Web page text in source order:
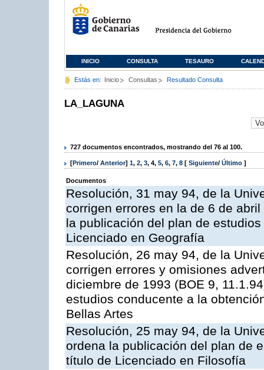
INICIO CONSULTA TESAURO
Estás en: Inicio Consultas Resultado Consulta
LA_LAGUNA
727 documentos encontrados, mostrando del 76 al 100.
[Primero/ Anterior] 1, 2, 3, 4, 5, 6, 7, 8 [ Siguiente/ Último ]
Documentos
Resolución, 31 may 94, de la
corrigen errores en la de 6 de
la publicación del plan de
Licenciado en Geografía
Resolución, 26 may 94, de la
corrigen errores y omisiones
diciembre de 1993 (BOE 9,
estudios conducente a la
Bellas Artes
Resolución, 25 may 94, de la
ordena la publicación del plan de
título de Licenciado en Filosofía